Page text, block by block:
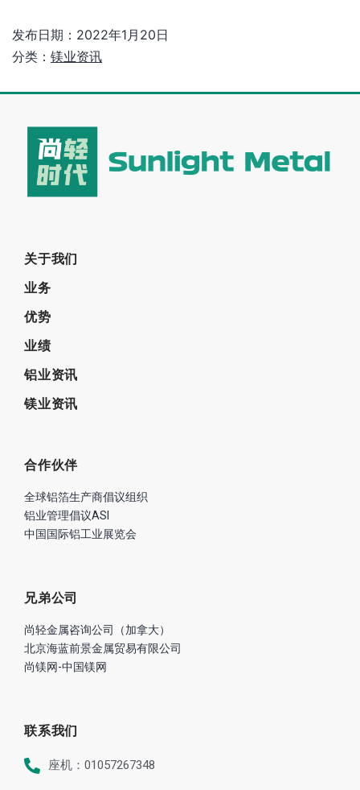
发布日期： 2022年1月20日
分类： 镁业资讯
关于我们
业务
优势
业绩
铝业资讯
镁业资讯
合作伙伴
全球铝箔生产商倡议组织
铝业管理倡议ASI
中国国际铝工业展览会
兄弟公司
尚轻金属咨询公司（加拿大）
北京海蓝前景金属贸易有限公司
尚镁网-中国镁网
联系我们
座机：01057267348